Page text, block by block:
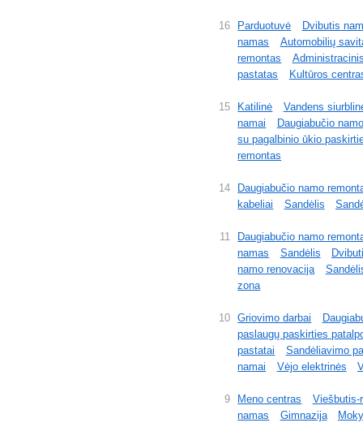
16 Parduotuvė
Dvibutis
namas
Automobilių
remontas
pastatas
Kultūros
15 Katilinė
Vandens
namai
Daugiabučio
su pagalbinio ūkio
remontas
14
Daugiabučio namo
kabeliai
Sandėlis
11
Daugiabučio namo
namas
Sandėlis
namo renovacija
zona
10 Griovimo darbai
paslaugų paskirties
pastatai
Sandėliavimo
namai
Vėjo elektrinės
9 Meno centras
Viešbutis-
namas
Gimnazija